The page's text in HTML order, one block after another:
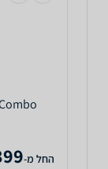
‫החל מ-